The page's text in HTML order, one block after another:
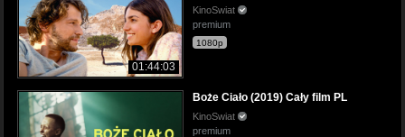
01:44:03
KinoSwiat
premium
1080p
Boże Ciało (2019) Cały film PL
KinoSwiat
premium